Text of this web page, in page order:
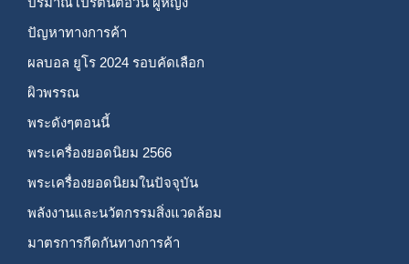
ปัญหาทางการค้า
ผลบอล ยูโร 2024 รอบคัดเลือก
ผิวพรรณ
พระดังๆตอนนี้
พระเครื่องยอดนิยม 2566
พระเครื่องยอดนิยมในปัจจุบัน
พลังงานและนวัตกรรมสิ่งแวดล้อม
มาตรการกีดกันทางการค้า